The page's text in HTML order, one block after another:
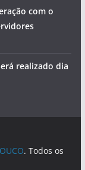
com o
realizado dia
. Todos os